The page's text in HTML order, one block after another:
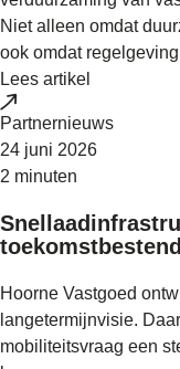
Niet alleen omdat
ook omdat
Lees artikel
Partnernieuws
24 juni 2026
2 minuten
Hoorne Vastgoed
langetermijnvisie.
mobiliteitsvraag een